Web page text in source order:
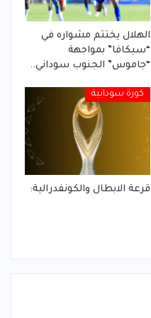
الهلال يختتم مشواره في
“سيكافا” بمواجهة
“جاموس” الجنوب سوداني..
كورة سودانية
قرعة الابطال والكونفدرالية: